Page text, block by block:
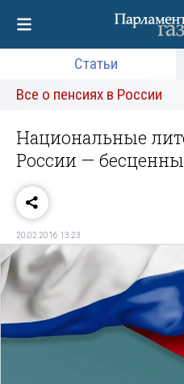
Статьи
Все о пенсиях в России
Национальные
России —
20.02.2016 13:23